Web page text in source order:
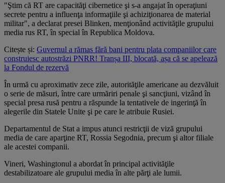
"Ştim că RT are capacităţi cibernetice şi s-a angajat în operaţiuni
secrete pentru a influenţa informaţiile şi achiziţionarea de material
militar", a declarat presei Blinken, menţionând activităţile grupului
media rus RT, în special în Republica Moldova.
Citește și: Guvernul a rămas fără bani pentru plata companiilor care
construiesc autostrăzi PNRR! Tranșa III, blocată, așa că se apelează
la Fondul de rezervă
În urmă cu aproximativ zece zile, autorităţile americane au dezvăluit
o serie de măsuri, între care urmăriri penale şi sancţiuni, vizând în
special presa rusă pentru a răspunde la tentativele de ingerinţă în
alegerile din Statele Unite şi pe care le atribuie Rusiei.
Departamentul de Stat a impus atunci restricţii de viză grupului
media de care aparţine RT, Rossia Segodnia, precum şi altor filiale
ale acestei companii.
Vineri, Washingtonul a abordat în principal activităţile
destabilizatoare ale grupului media în alte părţi ale lumii.